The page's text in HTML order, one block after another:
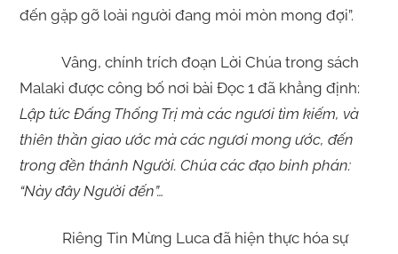
đến gặp gỡ loài người đang mỏi mòn mong đợi”.
Vâng, chính trích đoạn Lời Chúa trong sách
Malaki được công bố nơi bài Đọc 1 đã khẳng định:
Lập tức Đấng Thống Trị mà các ngươi tìm kiếm, và
thiên thần giao ước mà các ngươi mong ước, đến
trong đền thánh Người. Chúa các đạo binh phán:
“Này đây Người đến”…
Riêng Tin Mừng Luca đã hiện thực hóa sự